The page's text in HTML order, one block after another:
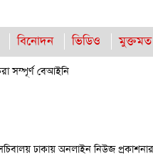
বিনোদন ভিডিও মুক্তমত
সম্পূর্ণ বেআইনি
ঢাকায় অনলাইন নিউজ